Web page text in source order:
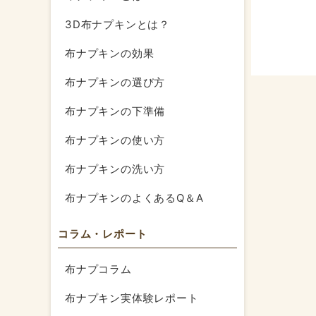
3D布ナプキンとは？
布ナプキンの効果
布ナプキンの選び方
布ナプキンの下準備
布ナプキンの使い方
布ナプキンの洗い方
布ナプキンのよくあるQ＆A
コラム・レポート
布ナプコラム
布ナプキン実体験レポート